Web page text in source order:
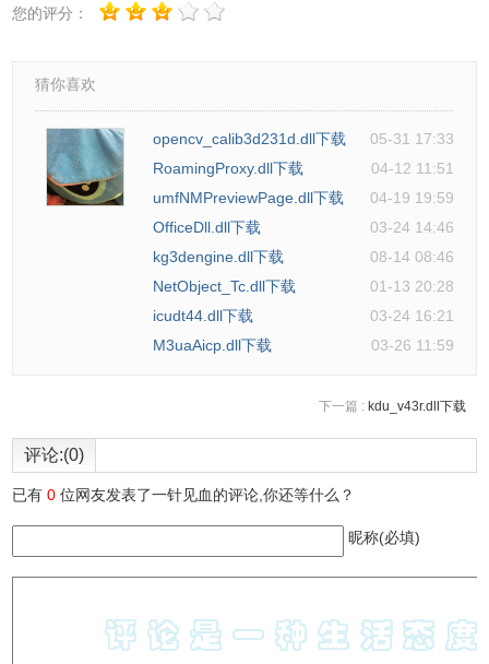
您的评分：
猜你喜欢
opencv_calib3d231d.dll下载
05-31 17:33
RoamingProxy.dll下载
04-12 11:51
umfNMPreviewPage.dll下载
04-19 19:59
OfficeDll.dll下载
03-24 14:46
kg3dengine.dll下载
08-14 08:46
NetObject_Tc.dll下载
01-13 20:28
icudt44.dll下载
03-24 16:21
M3uaAicp.dll下载
03-26 11:59
下一篇 : kdu_v43r.dll下载
评论:(0)
已有0 位网友发表了一针见血的评论,你还等什么？
昵称(必填)